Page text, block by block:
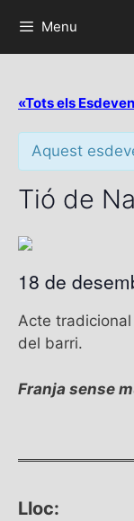
Menu
«Tots els
Aquest
Tió de
18 de
Acte
del barri.
Franja sense
Lloc: